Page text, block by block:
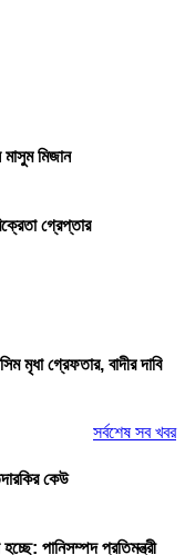
মিজান
গ্রেপ্তার
মৃধা গ্রেফতার, বাদীর দাবি
সর্বশেষ সব খবর
কেউ
পানিসম্পদ প্রতিমন্ত্রী